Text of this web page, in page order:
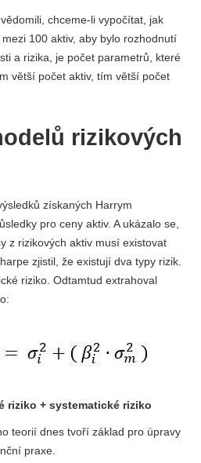
chceme-li vypočítat, jak
100 aktiv, aby bylo rozhodnutí
a rizika, je počet parametrů, které
větší počet aktiv, tím větší počet
rizikových
získaných Harrym
pro ceny aktiv. A ukázalo se,
z rizikových aktiv musí existovat
zjistil, že existují dva typy rizik.
riziko. Odtamtud extrahoval
riziko + systematické riziko
teorií dnes tvoří základ pro úpravy
praxe.